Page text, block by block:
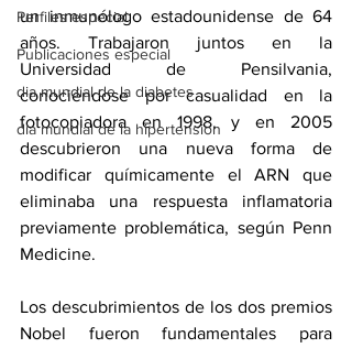
Perfiles especial
Publicaciones especial
dia mundial de la diabetes
dia mundial de la hipertension
un inmunólogo estadounidense de 64
años. Trabajaron juntos en la
Universidad de Pensilvania,
conociéndose por casualidad en la
fotocopiadora en 1998, y en 2005
descubrieron una nueva forma de
modificar químicamente el ARN que
eliminaba una respuesta inflamatoria
previamente problemática, según Penn
Medicine.
Los descubrimientos de los dos premios
Nobel fueron fundamentales para